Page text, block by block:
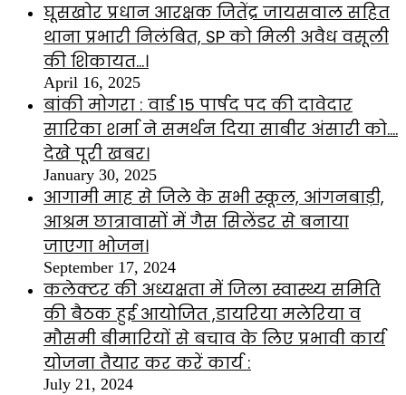
घूसखोर प्रधान आरक्षक जितेंद्र जायसवाल सहित
थाना प्रभारी निलंबित, SP को मिली अवैध वसूली
की शिकायत…।
April 16, 2025
बांकी मोगरा : वार्ड 15 पार्षद पद की दावेदार
सारिका शर्मा ने समर्थन दिया साबीर अंसारी को….
देखे पूरी खबर।
January 30, 2025
आगामी माह से जिले के सभी स्कूल, आंगनबाड़ी,
आश्रम छात्रावासों में गैस सिलेंडर से बनाया
जाएगा भोजन।
September 17, 2024
कलेक्टर की अध्यक्षता में जिला स्वास्थ्य समिति
की बैठक हुई आयोजित ,डायरिया मलेरिया व
मौसमी बीमारियों से बचाव के लिए प्रभावी कार्य
योजना तैयार कर करें कार्य :
July 21, 2024